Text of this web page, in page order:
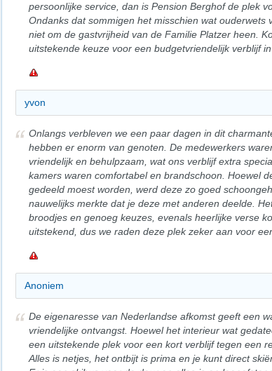
persoonlijke service, dan is Pension Berghof de plek
Ondanks dat sommigen het misschien wat ouderwets
niet om de gastvrijheid van de Familie Platzer heen.
uitstekende keuze voor een budgetvriendelijk verblijf in
yvon
Onlangs verbleven we een paar dagen in dit
hebben er enorm van genoten. De medewerkers
vriendelijk en behulpzaam, wat ons verblijf extra
kamers waren comfortabel en brandschoon. Hoewel
gedeeld moest worden, werd deze zo goed
nauwelijks merkte dat je deze met anderen deelde.
broodjes en genoeg keuzes, evenals heerlijke verse
uitstekend, dus we raden deze plek zeker aan voor
Anoniem
De eigenaresse van Nederlandse afkomst geeft een
vriendelijke ontvangst. Hoewel het interieur wat
een uitstekende plek voor een kort verblijf tegen een
Alles is netjes, het ontbijt is prima en je kunt direct